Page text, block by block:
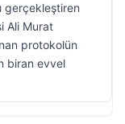
gerçekleştiren
Ali Murat
protokolün
biran evvel